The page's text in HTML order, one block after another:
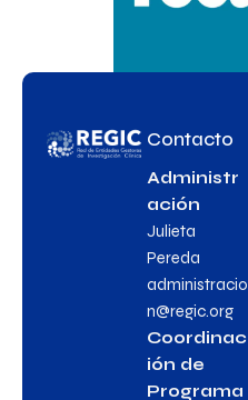
Contacto
Administr
ación
Julieta
Pereda
administracio
n@regic.org
Coordinac
ión de
Programa